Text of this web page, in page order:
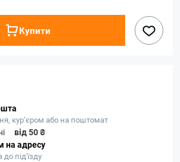
Купити
кур’єром або на поштомат
від 50 ₴
на адресу
під'їзду